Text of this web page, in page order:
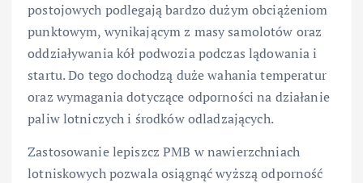
postojowych podlegają bardzo dużym obciążeniom
punktowym, wynikającym z masy samolotów oraz
oddziaływania kół podwozia podczas lądowania i
startu. Do tego dochodzą duże wahania temperatur
oraz wymagania dotyczące odporności na działanie
paliw lotniczych i środków odladzających.
Zastosowanie lepiszcz PMB w nawierzchniach
lotniskowych pozwala osiągnąć wyższą odporność